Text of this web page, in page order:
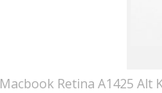
Macbook Retina A1425 Alt